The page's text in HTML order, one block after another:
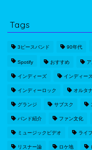
Tags
3ピースバンド 90年代
Spotify おすすめ
インディーズ インディー
インディーロック オルタ
グランジ サブスク
バンド紹介 ファン文化
ミュージックビデオ ライ
リスナー論 ロケ地